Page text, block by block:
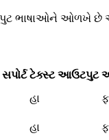
ઇનપુટ ભાષાઓને
ટેક્સ્ટ આઉટપુટ
હા
હા